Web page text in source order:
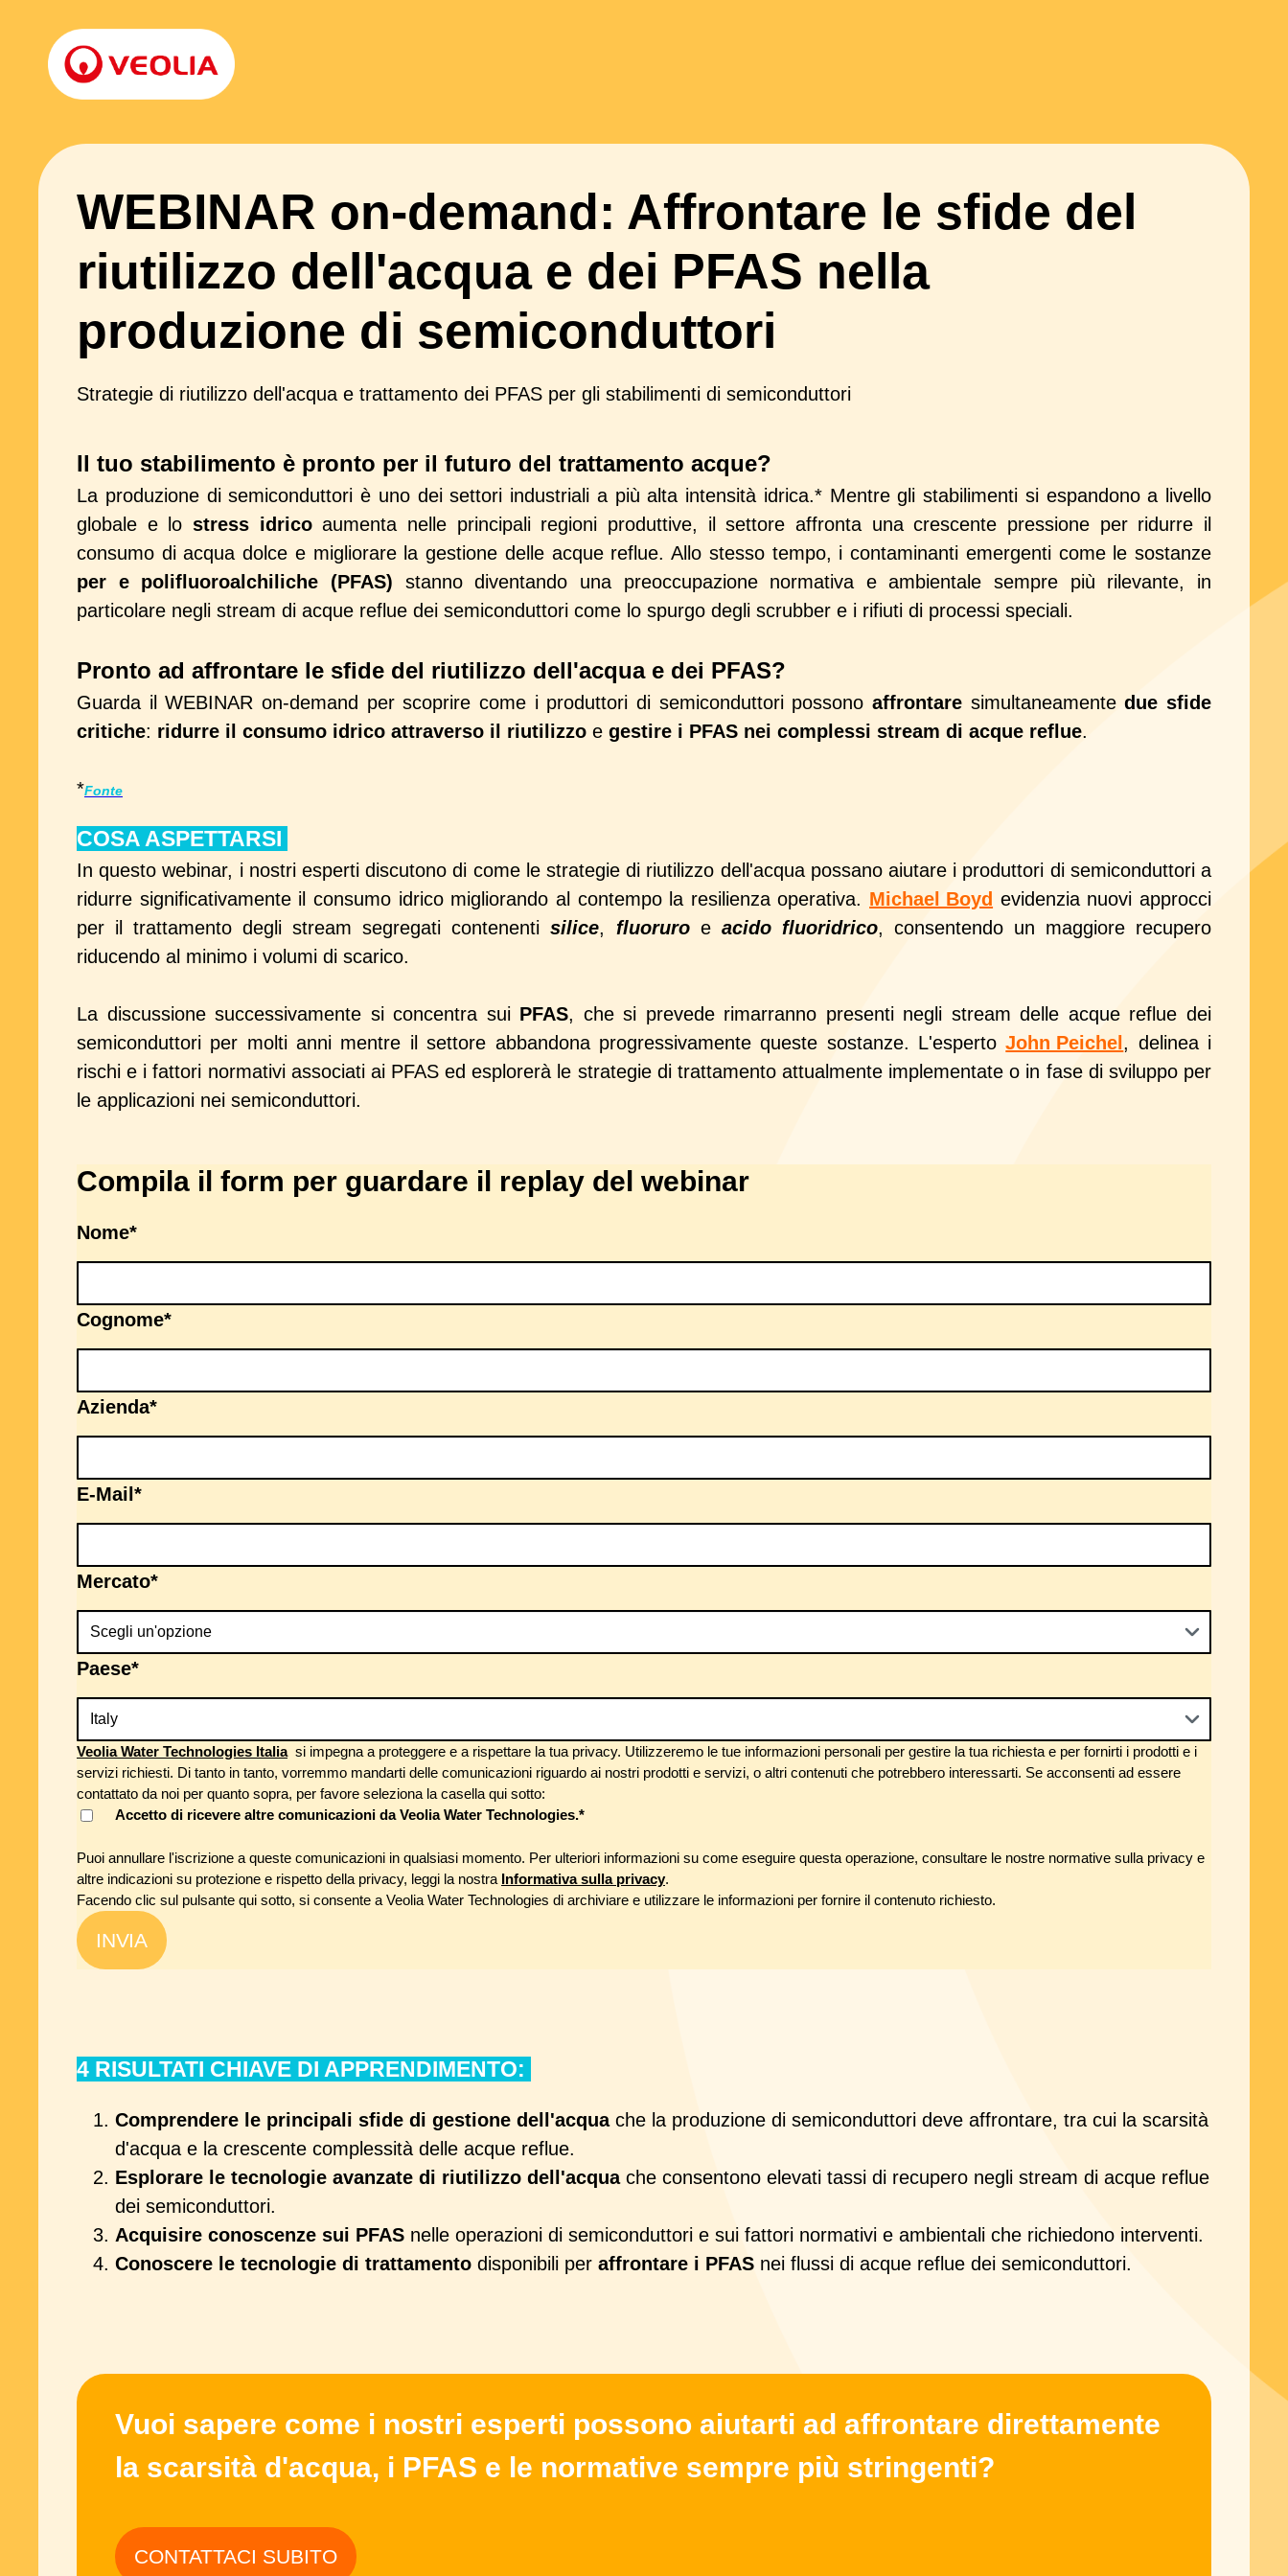
WEBINAR on-demand: Affrontare le sfide del
riutilizzo dell'acqua e dei PFAS nella
produzione di semiconduttori
Strategie di riutilizzo dell'acqua e trattamento dei PFAS per gli stabilimenti di semiconduttori
Il tuo stabilimento è pronto per il futuro del trattamento acque?
La produzione di semiconduttori è uno dei settori industriali a più alta intensità idrica.* Mentre gli stabilimenti si espandono a livello
globale e lo stress idricoaumenta nelle principali regioni produttive, il settore affronta una crescente pressione per ridurre il
consumo di acqua dolce e migliorare la gestione delle acque reflue. Allo stesso tempo, i contaminanti emergenti come le sostanze
per e polifluoroalchiliche (PFAS) stanno diventando una preoccupazione normativa e ambientale sempre più rilevante, in
particolare negli stream di acque reflue dei semiconduttori come lo spurgo degli scrubber e i rifiuti di processi speciali.
Pronto ad affrontare le sfide del riutilizzo dell'acqua e dei PFAS?
Guarda il WEBINAR on-demand per scoprire come i produttori di semiconduttori possono affrontare simultaneamentedue sfide
critiche: ridurre il consumo idrico attraverso il riutilizzo e gestire i PFAS nei complessi stream di acque reflue.
*Fonte
COSA ASPETTARSI
In questo webinar, i nostri esperti discutono di come le strategie di riutilizzo dell'acqua possano aiutare i produttori di semiconduttori a
ridurre significativamente il consumo idrico migliorando al contempo la resilienza operativa. Michael Boyd evidenzia nuovi approcci
per il trattamento degli stream segregati contenentisilice, fluoruroe acido fluoridrico, consentendo un maggiore recupero
riducendo al minimo i volumi di scarico.
La discussione successivamente si concentra suiPFAS, che si prevede rimarranno presenti negli stream delle acque reflue dei
semiconduttori per molti anni mentre il settore abbandona progressivamente queste sostanze. L'esperto John Peichel , delinea i
rischi e i fattori normativi associati ai PFAS ed esplorerà le strategie di trattamento attualmente implementate o in fase di sviluppo per
le applicazioni nei semiconduttori.
Compila il form per guardare il replay del webinar
Nome*
Cognome*
Azienda*
E-Mail *
Mercato*
Paese*
Veolia Water Technologies Italiasi impegna a proteggere e a rispettare la tua privacy. Utilizzeremo le tue informazioni personali per gestire la tua richiesta e per fornirti i prodotti e i
servizi richiesti. Di tanto in tanto, vorremmo mandarti delle comunicazioni riguardo ai nostri prodotti e servizi, o altri contenuti che potrebbero interessarti. Se acconsenti ad essere
contattato da noi per quanto sopra, per favore seleziona la casella qui sotto:
Accetto di ricevere altre comunicazioni da Veolia Water Technologies.*
Puoi annullare l'iscrizione a queste comunicazioni in qualsiasi momento. Per ulteriori informazioni su come eseguire questa operazione, consultare le nostre normative sulla privacy e
altre indicazioni su protezione e rispetto della privacy, leggi la nostra Informativa sulla privacy.
Facendo clic sul pulsante qui sotto, si consente a Veolia Water Technologies di archiviare e utilizzare le informazioni per fornire il contenuto richiesto.
4 RISULTATI CHIAVE DI APPRENDIMENTO:
Comprendere le principali sfide di gestione dell'acquache la produzione di semiconduttori deve affrontare, tra cui la scarsità
d'acqua e la crescente complessità delle acque reflue.
Esplorare le tecnologie avanzate di riutilizzo dell'acquache consentono elevati tassi di recupero negli stream di acque reflue
dei semiconduttori.
Acquisire conoscenze sui PFAS nelle operazioni di semiconduttori e sui fattori normativi e ambientali che richiedono interventi.
Conoscere le tecnologie di trattamento disponibili per affrontare i PFAS nei flussi di acque reflue dei semiconduttori.
Vuoi sapere come i nostri esperti possono aiutarti ad affrontare direttamente
la scarsità d'acqua, i PFAS e le normative sempre più stringenti?
CONTATTACI SUBITO